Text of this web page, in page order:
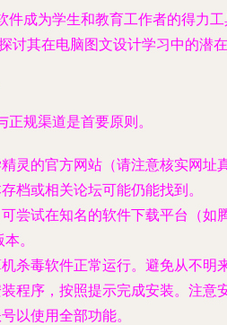
件成为学生和教育工作者的得力
其在电脑图文设计学习中的潜在
规渠道是首要原则。
精灵的官方网站（请注意核实网
档或相关论坛可能仍能找到。
可尝试在知名的软件下载平台（
。
机杀毒软件正常运行。避免从不
装程序，按照提示完成安装。注
以使用全部功能。